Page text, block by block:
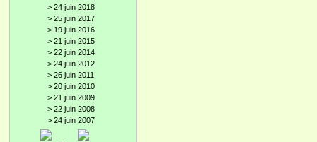
> 24 juin 2018
> 25 juin 2017
> 19 juin 2016
> 21 juin 2015
> 22 juin 2014
> 24 juin 2012
> 26 juin 2011
> 20 juin 2010
> 21 juin 2009
> 22 juin 2008
> 24 juin 2007